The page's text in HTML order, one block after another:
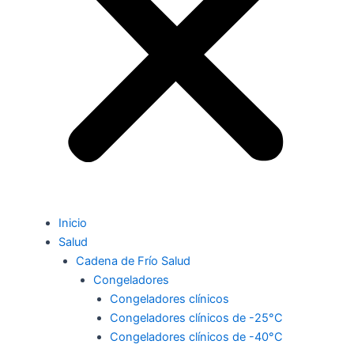
Inicio
Salud
Cadena de Frío Salud
Congeladores
Congeladores clínicos
Congeladores clínicos de -25°C
Congeladores clínicos de -40°C